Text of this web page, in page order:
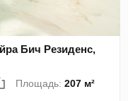
Бич Резиденс,
Площадь:207 м²